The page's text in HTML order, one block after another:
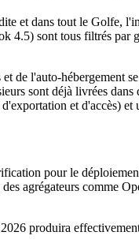
et dans tout le Golfe,
sont tous filtrés
de l'auto-
sont déjà livrées
et d'accès)
pour le
agrégateurs comme
produira